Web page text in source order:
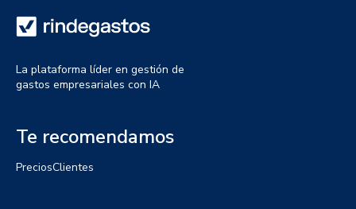
La plataforma líder en gestión de
gastos empresariales con IA
Te recomendamos
PreciosClientes